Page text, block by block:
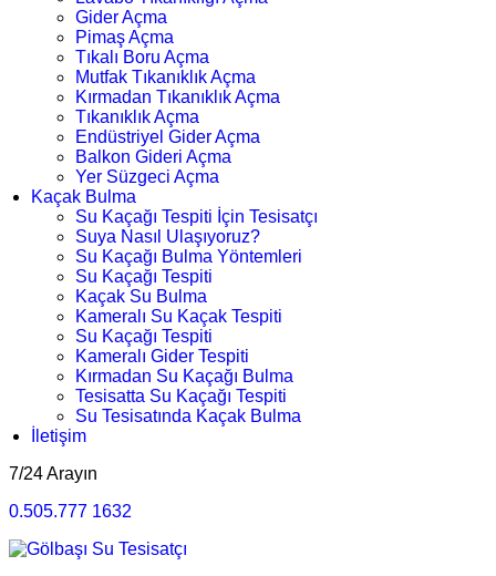
Gider Açma
Pimaş Açma
Tıkalı Boru Açma
Mutfak Tıkanıklık Açma
Kırmadan Tıkanıklık Açma
Tıkanıklık Açma
Endüstriyel Gider Açma
Balkon Gideri Açma
Yer Süzgeci Açma
Kaçak Bulma
Su Kaçağı Tespiti İçin Tesisatçı
Suya Nasıl Ulaşıyoruz?
Su Kaçağı Bulma Yöntemleri
Su Kaçağı Tespiti
Kaçak Su Bulma
Kameralı Su Kaçak Tespiti
Su Kaçağı Tespiti
Kameralı Gider Tespiti
Kırmadan Su Kaçağı Bulma
Tesisatta Su Kaçağı Tespiti
Su Tesisatında Kaçak Bulma
İletişim
7/24 Arayın
0.505.777 1632